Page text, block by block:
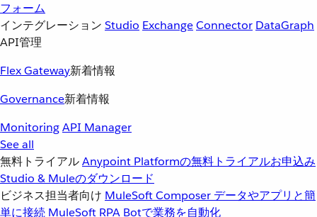
フォーム
インテグレーション Studio ExchangeConnector DataGraph
API管理
Flex Gateway新着情報
Governance新着情報
MonitoringAPI Manager
See all
無料トライアルAnypoint Platformの無料トライアルお申込み
Studio & Muleのダウンロード
ビジネス担当者向け MuleSoft Composer データやアプリと簡
単に接続 MuleSoft RPA Botで業務を自動化